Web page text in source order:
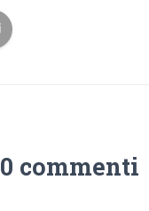
0 commenti